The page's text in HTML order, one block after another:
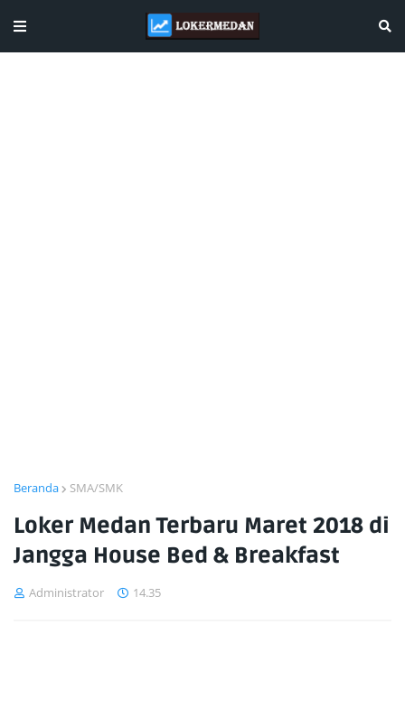
Beranda SMA/SMK
Loker Medan Terbaru Maret 2018 di
Jangga House Bed & Breakfast
Administrator 14.35